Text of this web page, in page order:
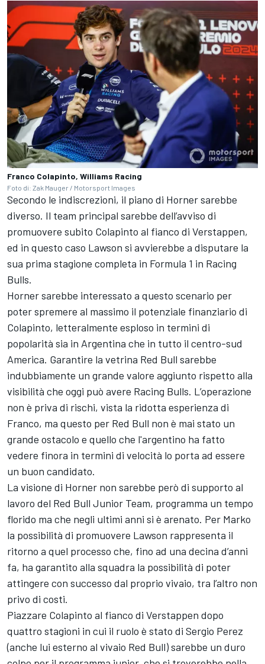
Franco Colapinto, Williams Racing
Foto di: Zak Mauger / Motorsport Images
Secondo le indiscrezioni, il piano di Horner sarebbe
diverso. Il team principal sarebbe dell’avviso di
promuovere subito Colapinto al fianco di Verstappen,
ed in questo caso Lawson si avvierebbe a disputare la
sua prima stagione completa in Formula 1 in Racing
Bulls.
Horner sarebbe interessato a questo scenario per
poter spremere al massimo il potenziale finanziario di
Colapinto, letteralmente esploso in termini di
popolarità sia in Argentina che in tutto il centro-sud
America. Garantire la vetrina Red Bull sarebbe
indubbiamente un grande valore aggiunto rispetto alla
visibilità che oggi può avere Racing Bulls. L’operazione
non è priva di rischi, vista la ridotta esperienza di
Franco, ma questo per Red Bull non è mai stato un
grande ostacolo e quello che l'argentino ha fatto
vedere finora in termini di velocità lo porta ad essere
un buon candidato.
La visione di Horner non sarebbe però di supporto al
lavoro del Red Bull Junior Team, programma un tempo
florido ma che negli ultimi anni si è arenato. Per Marko
la possibilità di promuovere Lawson rappresenta il
ritorno a quel processo che, fino ad una decina d’anni
fa, ha garantito alla squadra la possibilità di poter
attingere con successo dal proprio vivaio, tra l’altro non
privo di costi.
Piazzare Colapinto al fianco di Verstappen dopo
quattro stagioni in cui il ruolo è stato di Sergio Perez
(anche lui esterno al vivaio Red Bull) sarebbe un duro